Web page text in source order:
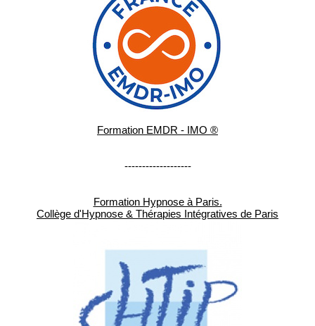
Formation EMDR - IMO ®
-------------------
Formation Hypnose à Paris.
Collège d'Hypnose & Thérapies Intégratives de Paris